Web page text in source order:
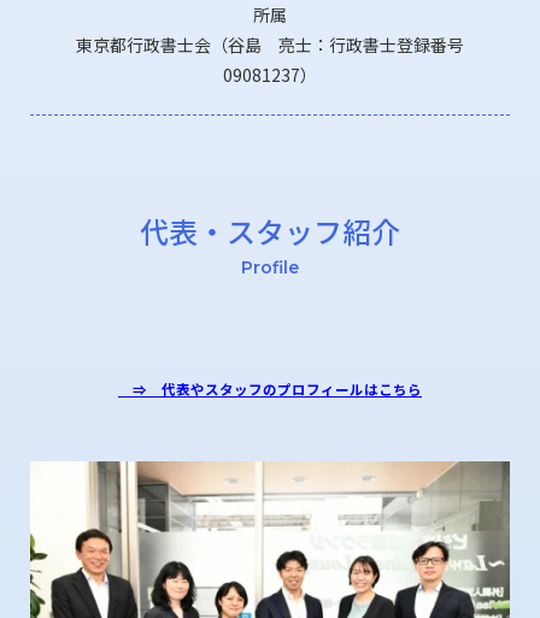
所属
東京都行政書士会（谷島 亮士：行政書士登録番号
09081237）
代表・スタッフ紹介
Profile
⇒ 代表やスタッフのプロフィールはこちら